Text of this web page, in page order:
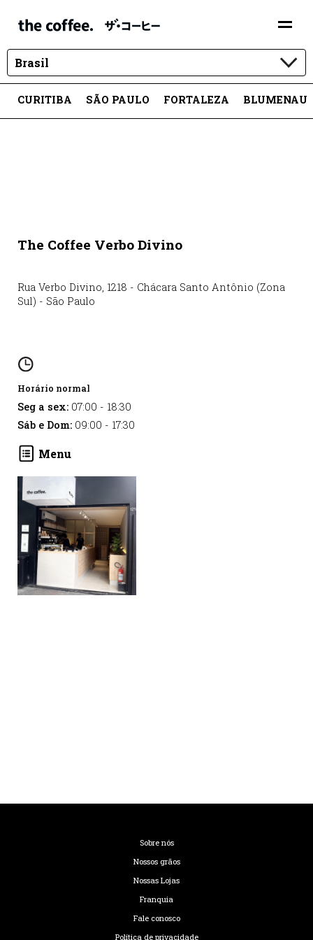
Brasil
CURITIBA SÃO PAULO FORTALEZA BLUMENAU
The Coffee Verbo Divino
Rua Verbo Divino, 1218 - Chácara Santo Antônio (Zona
Sul) - São Paulo
Horário normal
Seg a sex: 07:00 - 18:30
Sáb e Dom: 09:00 - 17:30
Menu
Sobre nós
Nossos grãos
Nossas Lojas
Franquia
Fale conosco
Política de privacidade